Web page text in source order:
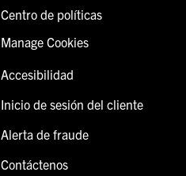
Centro de políticas
Manage Cookies
Accesibilidad
Inicio de sesión del cliente
Alerta de fraude
Contáctenos